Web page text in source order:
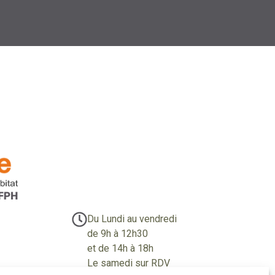
Du Lundi au vendredi
de 9h à 12h30
et de 14h à 18h
Le samedi sur RDV